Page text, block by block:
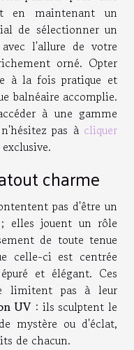
en maintenant un
de sélectionner un
l'allure de votre
orné. Opter
à la fois pratique et
balnéaire accomplie.
à une gamme
pas à cliquer
charme
pas d'être un
; elles jouent un rôle
de toute tenue
celle-ci est centrée
et élégant. Ces
limitent pas à leur
UV : ils sculptent le
mystère ou d'éclat,
de chacun.